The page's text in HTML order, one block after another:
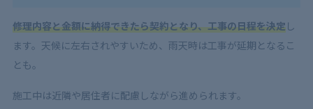
修理内容と金額に納得できたら契約となり、工事の日程を決定し
ます。天候に左右されやすいため、雨天時は工事が延期となるこ
とも。
施工中は近隣や居住者に配慮しながら進められます。